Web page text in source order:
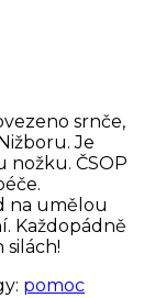
srnče,
Je
nožku. ČSOP
na umělou
Každopádně
silách!
pomoc